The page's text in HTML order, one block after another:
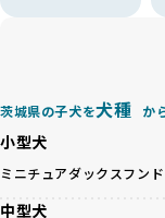
ことを徹底していま
BreederFamilies
基づいた責任ある
さらに、健康管理
の質など、ワンち
るかを評価する12
り、より高い基準
すが、無計画な交
の特徴を持つこと
が高く、診断や治
待する理想と現実
健康と性格を次世
避けます。無計画
茨城県の子犬を犬種 か
小型犬
ミニチュアダックスフンド
中型犬